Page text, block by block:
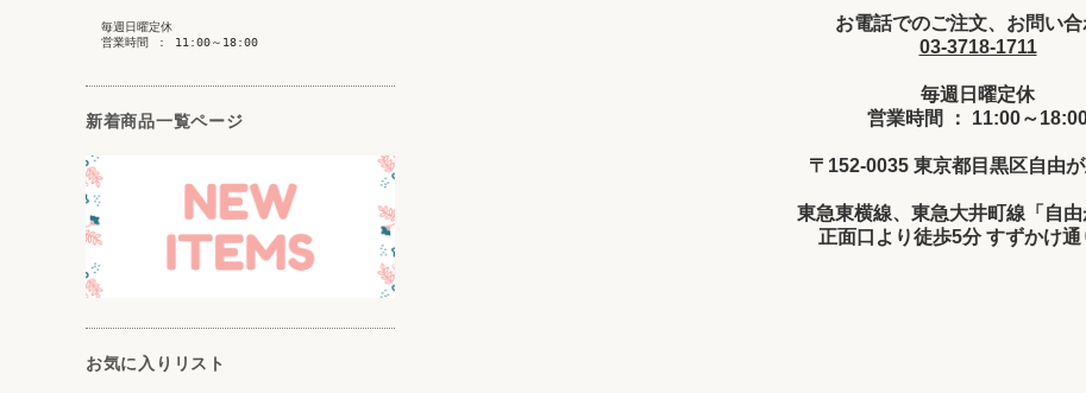
お電話でのご注文、お問い
03-3718-1711
毎週日曜定休
営業時間 ： 11:00～
〒152-0035 東京都目黒区自由
東急東横線、東急大井町線「自由
正面口より徒歩5分 すずかけ通
毎週日曜定休
営業時間 ： 11:00～18:00
新着商品一覧ページ
お気に入りリスト